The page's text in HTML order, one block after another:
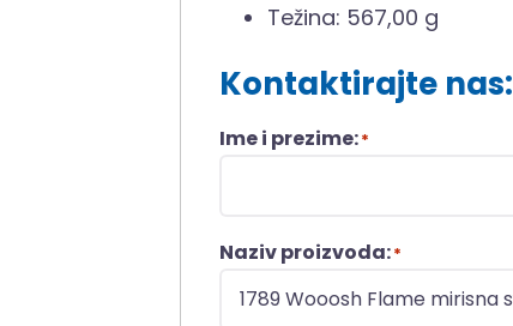
Težina: 567,00 g
Kontaktirajte nas:
Ime i prezime:*
Naziv proizvoda:*